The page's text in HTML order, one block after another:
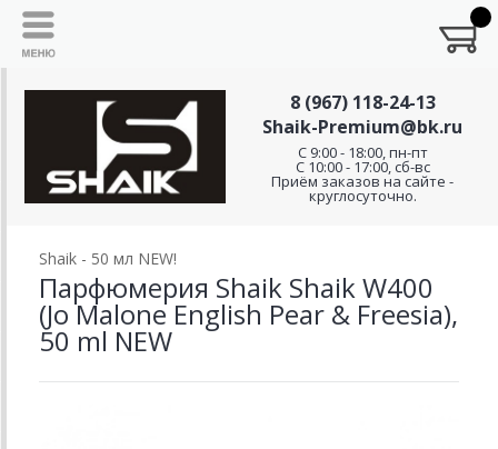
8 (967) 118-24-13
Shaik-Premium@bk.ru
C 9:00 - 18:00, пн-пт
С 10:00 - 17:00, сб-вс
Приём заказов на сайте -
круглосуточно.
Shaik - 50 мл NEW!
Парфюмерия Shaik Shaik W400
(Jo Malone English Pear & Freesia),
50 ml NEW